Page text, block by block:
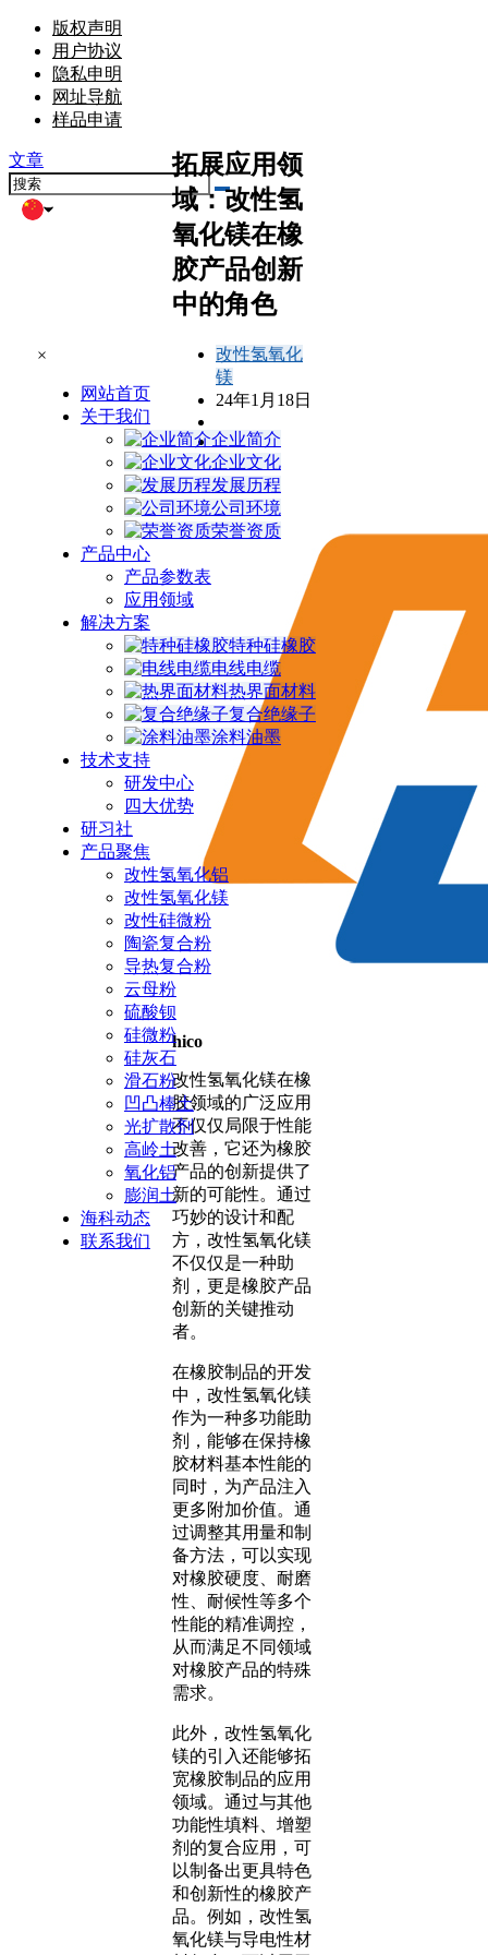
版权声明
用户协议
隐私申明
网址导航
样品申请
文章
×
网站首页
关于我们
企业简介
企业文化
发展历程
公司环境
荣誉资质
产品中心
产品参数表
应用领域
解决方案
特种硅橡胶
电线电缆
热界面材料
复合绝缘子
涂料油墨
技术支持
研发中心
四大优势
研习社
产品聚焦
改性氢氧化铝
改性氢氧化镁
改性硅微粉
陶瓷复合粉
导热复合粉
云母粉
硫酸钡
硅微粉
硅灰石
滑石粉
凹凸棒土
光扩散剂
高岭土
氧化铝
膨润土
海科动态
联系我们
拓展应用领
域：改性氢
氧化镁在橡
胶产品创新
中的角色
改性氢氧化
镁
24年1月18日
hico
改性氢氧化镁在橡
胶领域的广泛应用
不仅仅局限于性能
改善，它还为橡胶
产品的创新提供了
新的可能性。通过
巧妙的设计和配
方，改性氢氧化镁
不仅仅是一种助
剂，更是橡胶产品
创新的关键推动
者。
在橡胶制品的开发
中，改性氢氧化镁
作为一种多功能助
剂，能够在保持橡
胶材料基本性能的
同时，为产品注入
更多附加价值。通
过调整其用量和制
备方法，可以实现
对橡胶硬度、耐磨
性、耐候性等多个
性能的精准调控，
从而满足不同领域
对橡胶产品的特殊
需求。
此外，改性氢氧化
镁的引入还能够拓
宽橡胶制品的应用
领域。通过与其他
功能性填料、增塑
剂的复合应用，可
以制备出更具特色
和创新性的橡胶产
品。例如，改性氢
氧化镁与导电性材